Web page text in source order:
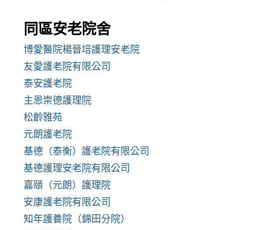
同區安老院舍
博愛醫院楊晉培護理安老院
友愛護老院有限公司
泰安護老院
主恩崇德護理院
松齡雅苑
元朗護老院
基德（泰衡）護老院有限公司
基德護理安老院有限公司
嘉頤（元朗）護理院
安康護老院有限公司
知年護養院（錦田分院）